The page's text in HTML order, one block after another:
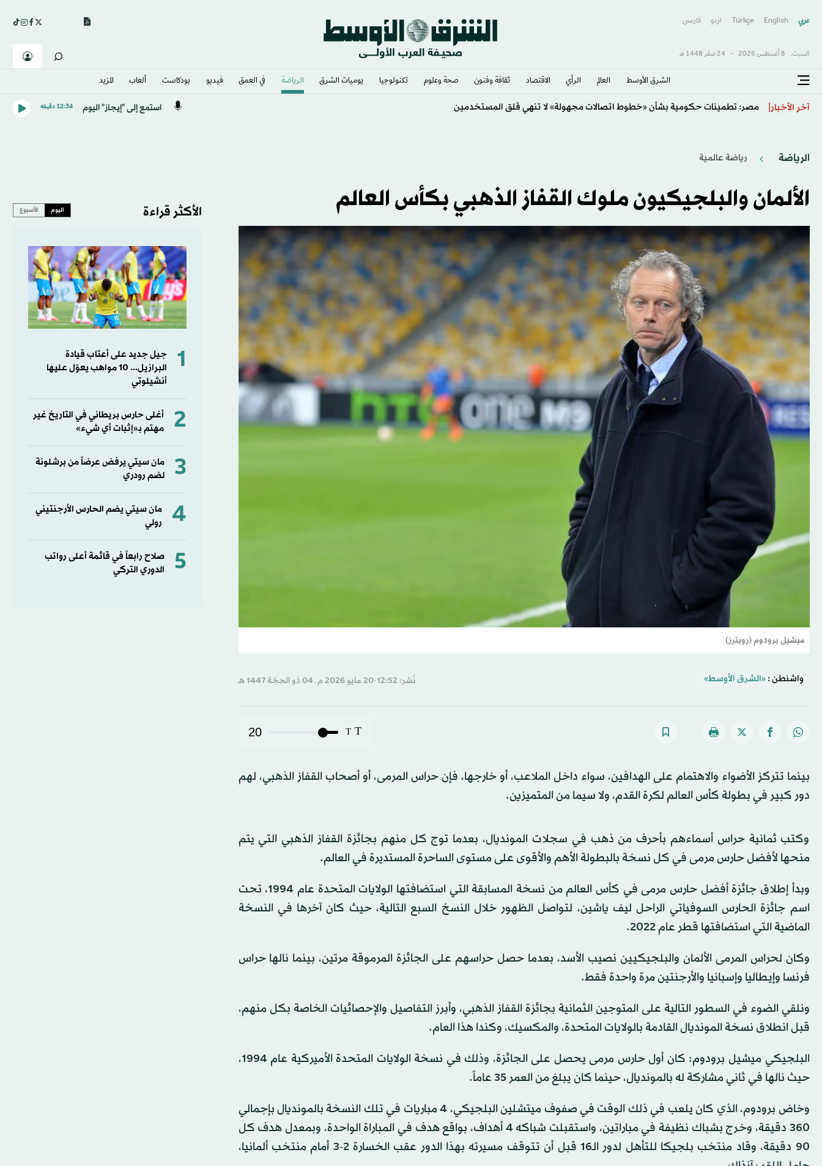
عربي English
Türkçe اردو فارسى
السبت, 8 أغسطس 2026 - 24 صفَر 1448 هـ
الشرق الأوسط​ العالم الرأي الاقتصاد ثقافة وفنون صحة وعلوم تكنولوجيا يوميات الشرق​ الرياضة في العمق فيديو بودكاست ألعاب المزيد
آخر الأخبار مصر: تطمينات حكومية بشأن «خطوط اتصالات مجهولة» لا تنهي قلق المستخدمين استمع إلى "إيجاز" اليوم 12:34 دقيقه
الرياضة رياضة عالمية
الألمان والبلجيكيون ملوك القفاز الذهبي بكأس العالم
ميشيل برودوم (رويترز)
واشنطن : «الشرق الأوسط» نُشر: 12:52-20 مايو 2026 م ـ 04 ذو الحِجّة 1447 هـ
T
T
20
بينما تتركز الأضواء والاهتمام على الهدافين، سواء داخل الملاعب، أو خارجها، فإن حراس المرمى، أو أصحاب القفاز الذهبي، لهم
دور كبير في بطولة كأس العالم لكرة القدم، ولا سيما من المتميزين.
وكتب ثمانية حراس أسماءهم بأحرف من ذهب في سجلات المونديال، بعدما توج كل منهم بجائزة القفاز الذهبي التي يتم
منحها لأفضل حارس مرمى في كل نسخة بالبطولة الأهم والأقوى على مستوى الساحرة المستديرة في العالم.
وبدأ إطلاق جائزة أفضل حارس مرمى في كأس العالم من نسخة المسابقة التي استضافتها الولايات المتحدة عام 1994، تحت
اسم جائزة الحارس السوفياتي الراحل ليف ياشين، لتواصل الظهور خلال النسخ السبع التالية، حيث كان آخرها في النسخة
الماضية التي استضافتها قطر عام 2022.
وكان لحراس المرمى الألمان والبلجيكيين نصيب الأسد، بعدما حصل حراسهم على الجائزة المرموقة مرتين، بينما نالها حراس
فرنسا وإيطاليا وإسبانيا والأرجنتين مرة واحدة فقط.
ونلقي الضوء في السطور التالية على المتوجين الثمانية بجائزة القفاز الذهبي، وأبرز التفاصيل والإحصائيات الخاصة بكل منهم،
قبل انطلاق نسخة المونديال القادمة بالولايات المتحدة، والمكسيك، وكندا هذا العام.
البلجيكي ميشيل برودوم: كان أول حارس مرمى يحصل على الجائزة، وذلك في نسخة الولايات المتحدة الأميركية عام 1994،
حيث نالها في ثاني مشاركة له بالمونديال، حينما كان يبلغ من العمر 35 عاماً.
وخاض برودوم، الذي كان يلعب في ذلك الوقت في صفوف ميتشلين البلجيكي، 4 مباريات في تلك النسخة بالمونديال بإجمالي
360 دقيقة، وخرج بشباك نظيفة في مباراتين، واستقبلت شباكه 4 أهداف، بواقع هدف في المباراة الواحدة، وبمعدل هدف كل
90 دقيقة، وقاد منتخب بلجيكا للتأهل لدور الـ16 قبل أن تتوقف مسيرته بهذا الدور عقب الخسارة 2-3 أمام منتخب ألمانيا،
الأكثر قراءة اليوم الأسبوع
1
جيل جديد على أعتاب قيادة
البرازيل... 10 مواهب يعوّل عليها
أنشيلوتي
2
أغلى حارس بريطاني في التاريخ غير
مهتم بـ«إثبات أي شيء»
3
مان سيتي يرفض عرضاً من برشلونة
لضم رودري
4
مان سيتي يضم الحارس الأرجنتيني
رولي
5
صلاح رابعاً في قائمة أعلى رواتب
الدوري التركي